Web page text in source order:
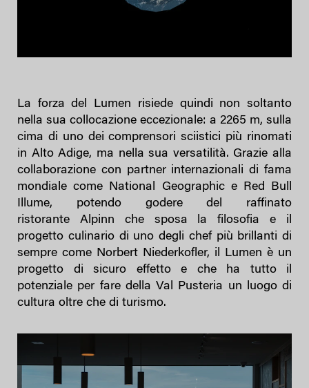
La forza del Lumen risiede quindi non soltanto
nella sua collocazione eccezionale: a 2265 m, sulla
cima di uno dei comprensori sciistici più rinomati
in Alto Adige, ma nella sua versatilità. Grazie alla
collaborazione con partner internazionali di fama
mondiale come National Geographic e Red Bull
Illume, potendo godere del raffinato
ristorante Alpinn che sposa la filosofia e il
progetto culinario di uno degli chef più brillanti di
sempre come Norbert Niederkofler, il Lumen è un
progetto di sicuro effetto e che ha tutto il
potenziale per fare della Val Pusteria un luogo di
cultura oltre che di turismo.